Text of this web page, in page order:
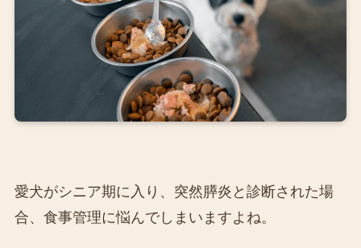
愛犬がシニア期に入り、突然膵炎と診断された場
合、食事管理に悩んでしまいますよね。